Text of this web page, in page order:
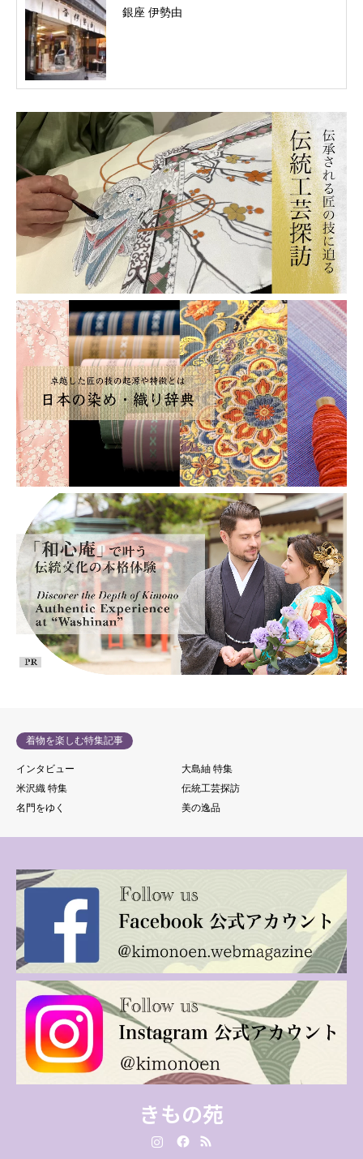
銀座 伊勢由
着物を楽しむ特集記事
インタビュー
大島紬 特集
米沢織 特集
伝統工芸探訪
名門をゆく
美の逸品
きもの苑